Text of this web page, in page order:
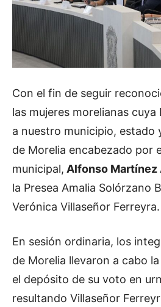
Con el fin de seguir
las mujeres morelianas
a nuestro municipio, estado
de Morelia encabezado por
municipal, Alfonso Martínez
la Presea Amalia Solórzano
Verónica Villaseñor Ferreyra.
En sesión ordinaria, los
de Morelia llevaron a cabo
el depósito de su voto en
resultando Villaseñor